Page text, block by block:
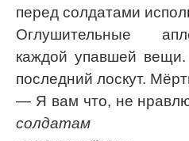
перед солдатами
Оглушительные
каждой упавшей
последний лоскут.
— Я вам что, не
солдатам